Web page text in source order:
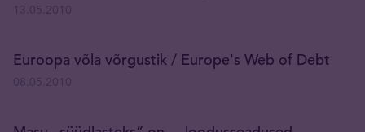
Euroopa võla võrgustik / Europe's Web of Debt